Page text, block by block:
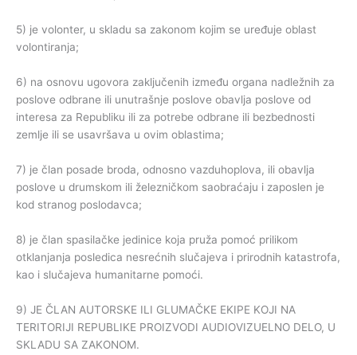
5) je volonter, u skladu sa zakonom kojim se uređuje oblast
volontiranja;
6) na osnovu ugovora zaključenih između organa nadležnih za
poslove odbrane ili unutrašnje poslove obavlja poslove od
interesa za Republiku ili za potrebe odbrane ili bezbednosti
zemlje ili se usavršava u ovim oblastima;
7) je član posade broda, odnosno vazduhoplova, ili obavlja
poslove u drumskom ili železničkom saobraćaju i zaposlen je
kod stranog poslodavca;
8) je član spasilačke jedinice koja pruža pomoć prilikom
otklanjanja posledica nesrećnih slučajeva i prirodnih katastrofa,
kao i slučajeva humanitarne pomoći.
9) JE ČLAN AUTORSKE ILI GLUMAČKE EKIPE KOJI NA
TERITORIJI REPUBLIKE PROIZVODI AUDIOVIZUELNO DELO, U
SKLADU SA ZAKONOM.